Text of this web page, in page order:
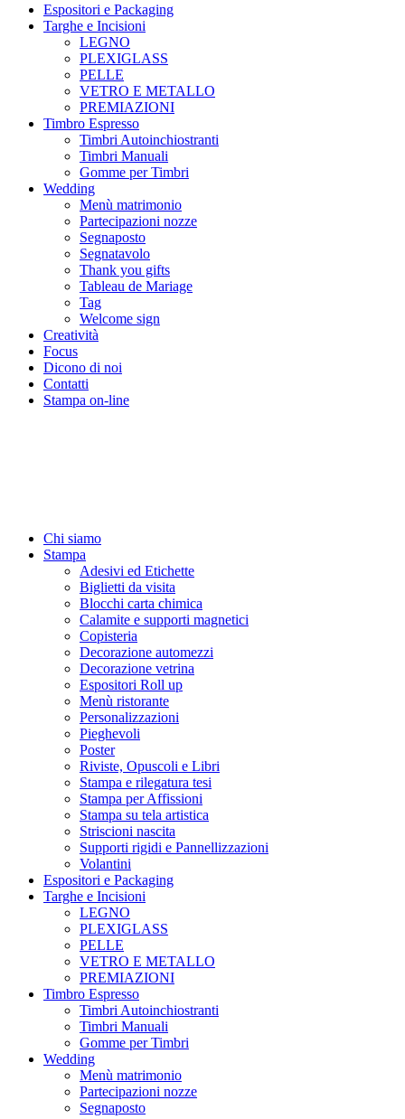
Espositori e Packaging
Targhe e Incisioni
LEGNO
PLEXIGLASS
PELLE
VETRO E METALLO
PREMIAZIONI
Timbro Espresso
Timbri Autoinchiostranti
Timbri Manuali
Gomme per Timbri
Wedding
Menù matrimonio
Partecipazioni nozze
Segnaposto
Segnatavolo
Thank you gifts
Tableau de Mariage
Tag
Welcome sign
Creatività
Focus
Dicono di noi
Contatti
Stampa on-line
Chi siamo
Stampa
Adesivi ed Etichette
Biglietti da visita
Blocchi carta chimica
Calamite e supporti magnetici
Copisteria
Decorazione automezzi
Decorazione vetrina
Espositori Roll up
Menù ristorante
Personalizzazioni
Pieghevoli
Poster
Riviste, Opuscoli e Libri
Stampa e rilegatura tesi
Stampa per Affissioni
Stampa su tela artistica
Striscioni nascita
Supporti rigidi e Pannellizzazioni
Volantini
Espositori e Packaging
Targhe e Incisioni
LEGNO
PLEXIGLASS
PELLE
VETRO E METALLO
PREMIAZIONI
Timbro Espresso
Timbri Autoinchiostranti
Timbri Manuali
Gomme per Timbri
Wedding
Menù matrimonio
Partecipazioni nozze
Segnaposto